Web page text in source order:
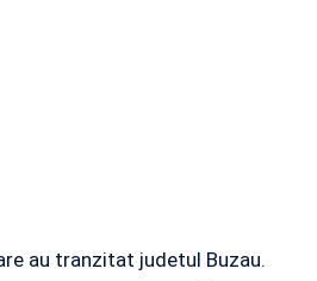
au tranzitat judetul Buzau.